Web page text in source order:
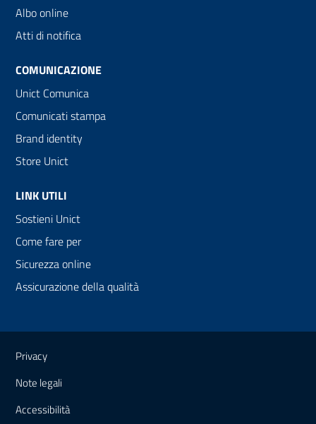
Albo online
Atti di notifica
COMUNICAZIONE
Unict Comunica
Comunicati stampa
Brand identity
Store Unict
LINK UTILI
Sostieni Unict
Come fare per
Sicurezza online
Assicurazione della qualità
Link e informazioni utili
Privacy
Note legali
Accessibilità